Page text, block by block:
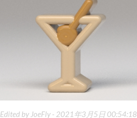
Edited by JoeFly - 2021年3月5日 00:54:18